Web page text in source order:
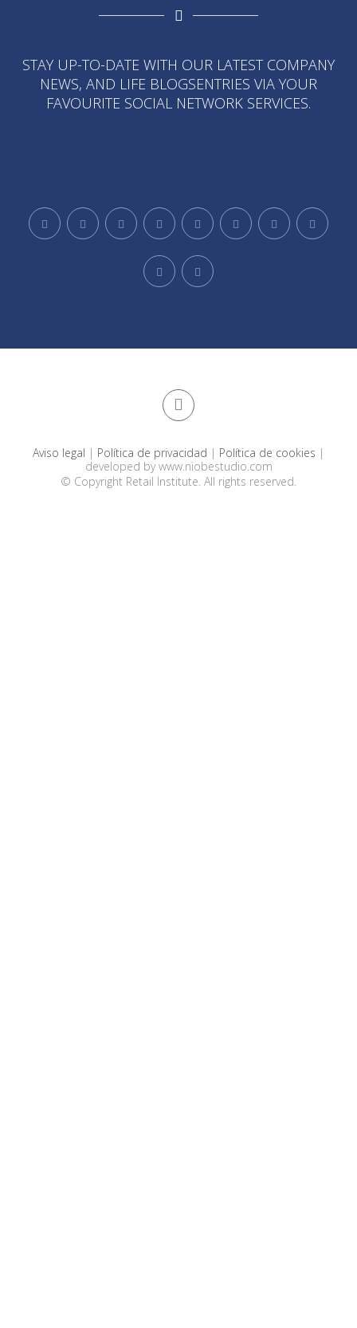
STAY UP-TO-DATE WITH OUR LATEST COMPANY
NEWS, AND LIFE BLOGSENTRIES VIA YOUR
FAVOURITE SOCIAL NETWORK SERVICES.
Aviso legal | Política de privacidad | Política de cookies |
developed bywww.niobestudio.com
© Copyright Retail Institute. All rights reserved.